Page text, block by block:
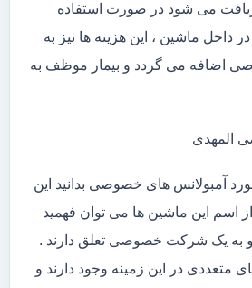
می شود در صورت استفاده
داخل ماشین ، این هزینه ها نیز به
اضافه می گردد و بیمار موظف به
المهدی
آمبولانس های خصوصی بدانید این
اسم این ماشین ها می توان فهمید
و به یک شرکت خصوصی تعلق دارند .
متعددی در این زمینه وجود دارند و